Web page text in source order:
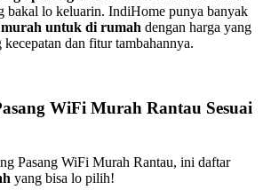
bakal lo keluarin. IndiHome punya banyak
untuk di rumah dengan harga yang
dan fitur tambahannya.
WiFi Murah Rantau Sesuai
Pasang WiFi Murah Rantau, ini daftar
yang bisa lo pilih!